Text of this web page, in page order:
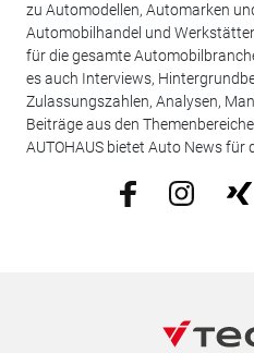
zu Automodellen, Automarken
Automobilhandel und
für die gesamte
es auch Interviews,
Zulassungszahlen, Analysen,
Beiträge aus den
AUTOHAUS bietet Auto News für